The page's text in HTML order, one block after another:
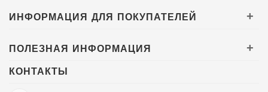
ИНФОРМАЦИЯ ДЛЯ ПОКУПАТЕЛЕЙ +
ПОЛЕЗНАЯ ИНФОРМАЦИЯ +
КОНТАКТЫ